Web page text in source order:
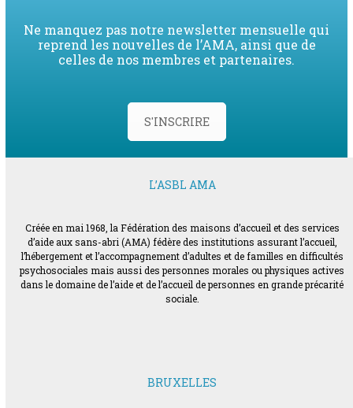
Ne manquez pas notre newsletter mensuelle qui
reprend les nouvelles de l’AMA, ainsi que de
celles de nos membres et partenaires.
S'INSCRIRE
L’ASBL AMA
Créée en mai 1968, la Fédération des maisons d’accueil et des services
d’aide aux sans-abri (AMA) fédère des institutions assurant l’accueil,
l’hébergement et l’accompagnement d’adultes et de familles en difficultés
psychosociales mais aussi des personnes morales ou physiques actives
dans le domaine de l’aide et de l’accueil de personnes en grande précarité
sociale.
BRUXELLES